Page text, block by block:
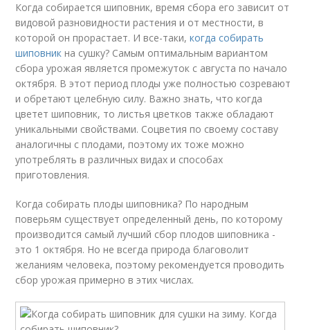
Когда собирается шиповник, время сбора его зависит от
видовой разновидности растения и от местности, в
которой он прорастает. И все-таки,когда собирать
шиповник на сушку? Самым оптимальным вариантом
сбора урожая является промежуток с августа по начало
октября. В этот период плоды уже полностью созревают
и обретают целебную силу. Важно знать, что когда
цветет шиповник, то листья цветков также обладают
уникальными свойствами. Соцветия по своему составу
аналогичны с плодами, поэтому их тоже можно
употреблять в различных видах и способах
приготовления.
Когда собирать плоды шиповника? По народным
поверьям существует определенный день, по которому
производится самый лучший сбор плодов шиповника -
это 1 октября. Но не всегда природа благоволит
желаниям человека, поэтому рекомендуется проводить
сбор урожая примерно в этих числах.